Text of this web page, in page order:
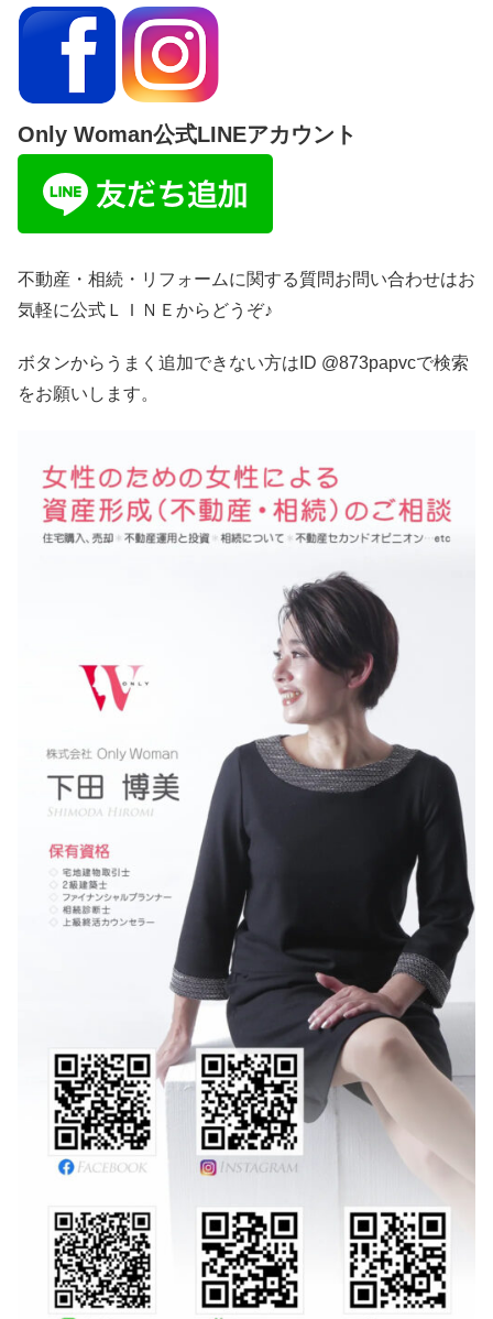
Only Woman公式LINEアカウント
不動産・相続・リフォームに関する質問お問い合わせはお
気軽に公式ＬＩＮＥからどうぞ♪
ボタンからうまく追加できない方はID @873papvcで検索
をお願いします。